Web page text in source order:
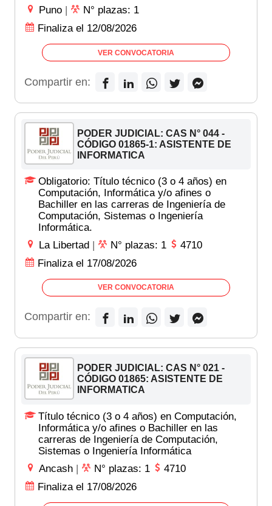
Puno
N° plazas: 1
Finaliza el 12/08/2026
VER CONVOCATORIA
Compartir en:
PODER JUDICIAL: CAS N° 044 -
CÓDIGO 01865-1: ASISTENTE DE
INFORMATICA
Obligatorio: Título técnico (3 o 4 años) en
Computación, Informática y/o afines o
Bachiller en las carreras de Ingeniería de
Computación, Sistemas o Ingeniería
Informática.
La Libertad | N° plazas: 1
4710
Finaliza el 17/08/2026
VER CONVOCATORIA
Compartir en:
PODER JUDICIAL: CAS N° 021 -
CÓDIGO 01865: ASISTENTE DE
INFORMATICA
Título técnico (3 o 4 años) en Computación,
Informática y/o afines o Bachiller en las
carreras de Ingeniería de Computación,
Sistemas o Ingeniería Informática
Ancash | N° plazas: 1
4710
Finaliza el 17/08/2026